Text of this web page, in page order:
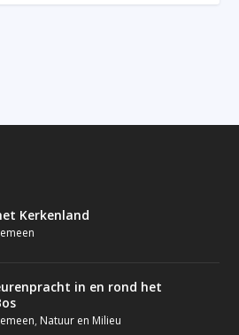
Kerkenland
in en rond het
, Natuur en Milieu